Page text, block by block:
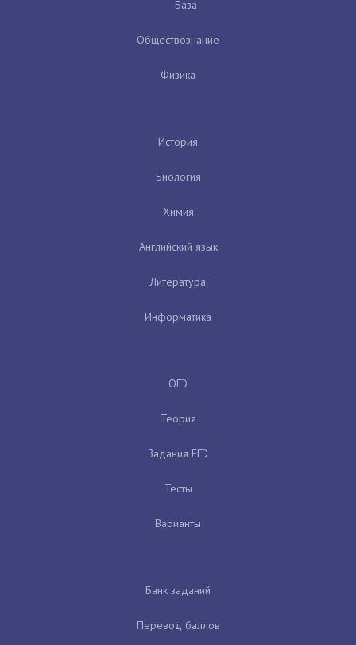
База
Обществознание
Физика
История
Биология
Химия
Английский язык
Литература
Информатика
ОГЭ
Теория
Задания ЕГЭ
Тесты
Варианты
Банк заданий
Перевод баллов